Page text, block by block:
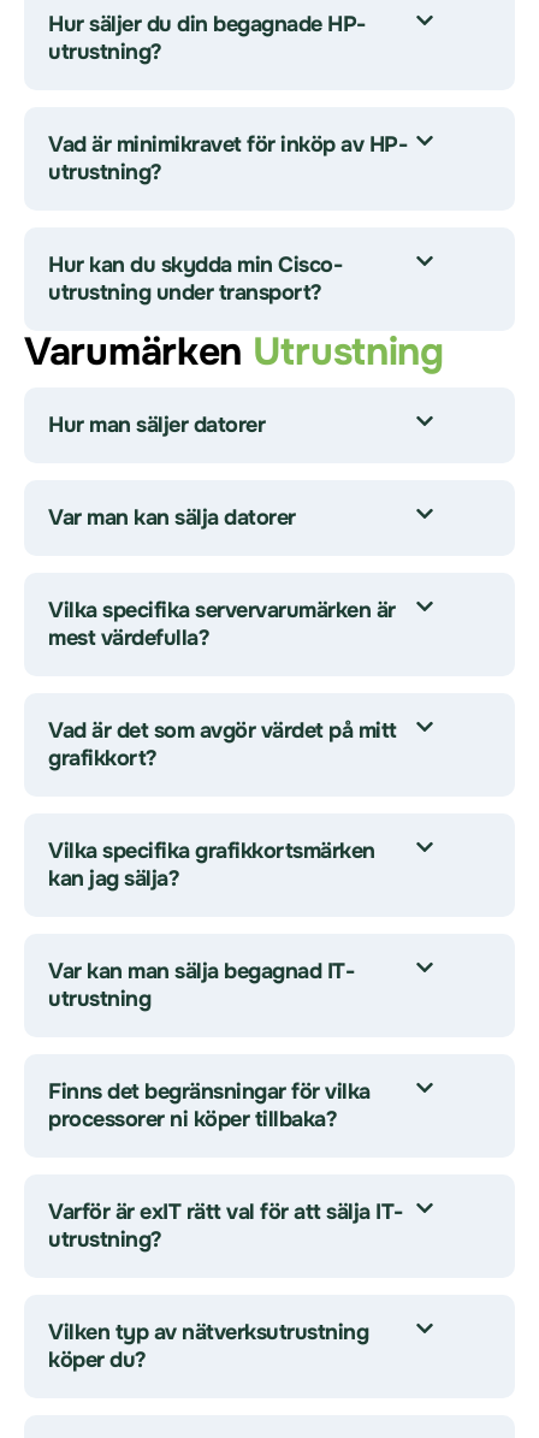
Hur säljer du din begagnade HP-
utrustning?
Vad är minimikravet för inköp av HP-
utrustning?
Hur kan du skydda min Cisco-
utrustning under transport?
Varumärken Utrustning
Hur man säljer datorer
Var man kan sälja datorer
Vilka specifika servervarumärken är
mest värdefulla?
Vad är det som avgör värdet på mitt
grafikkort?
Vilka specifika grafikkortsmärken
kan jag sälja?
Var kan man sälja begagnad IT-
utrustning
Finns det begränsningar för vilka
processorer ni köper tillbaka?
Varför är exIT rätt val för att sälja IT-
utrustning?
Vilken typ av nätverksutrustning
köper du?